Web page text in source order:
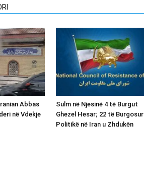
Abbas
në Vdekje
Sulm në Njesinë 4 të Burgut
Ghezel Hesar; 22 të Burgosur
Politikë në Iran u Zhdukën